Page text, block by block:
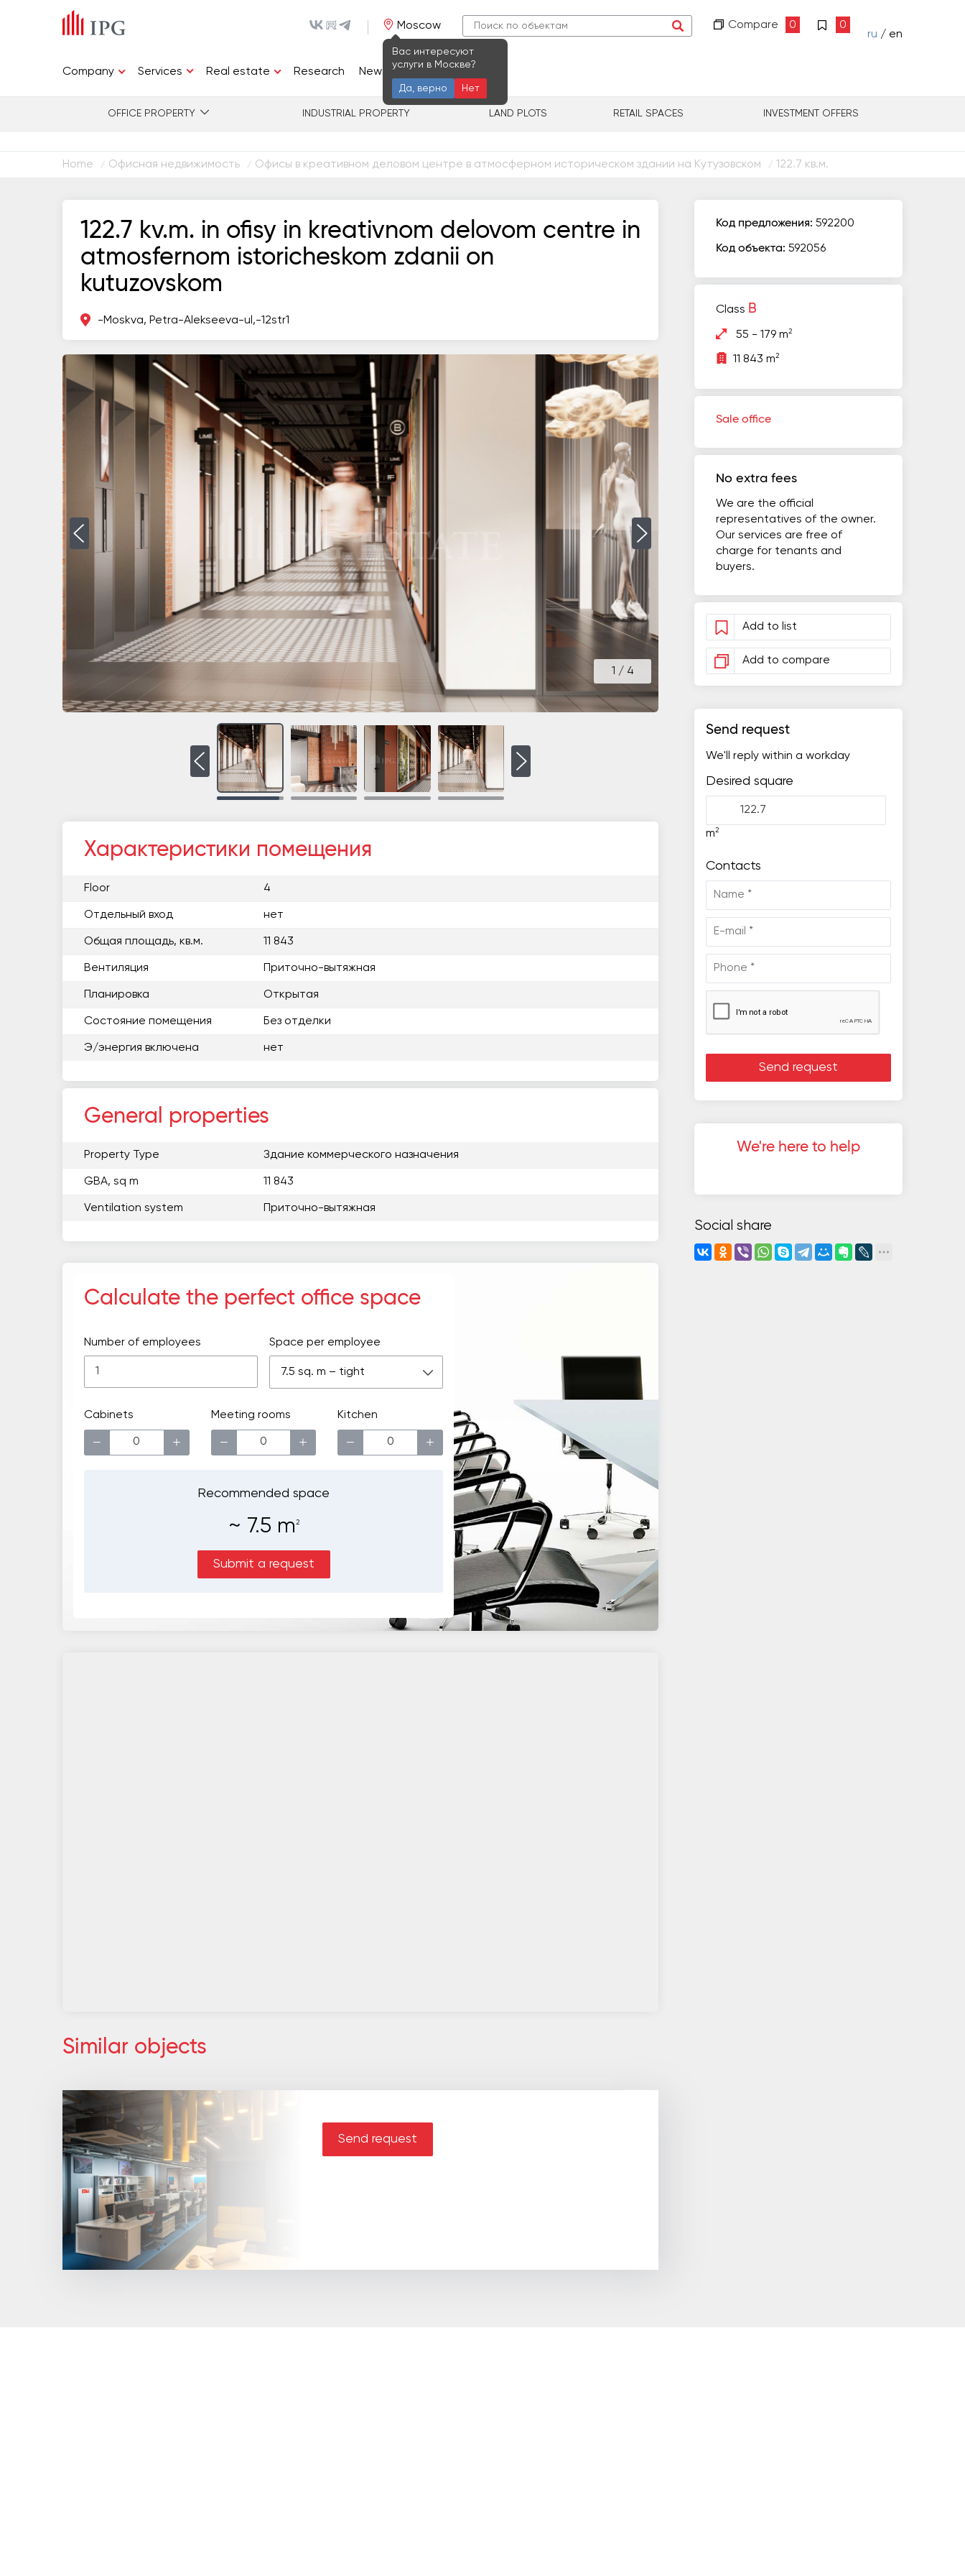
Moscow
Вас интересуют
услуги в Москве?
Да, верно Нет
Compare 0 0
ru / en
Company Services Real estate Research News Contacts
OFFICE PROPERTY INDUSTRIAL PROPERTY LAND PLOTS RETAIL SPACES INVESTMENT OFFERS
Home / Офисная недвижимость / Офисы в креативном деловом центре в атмосферном историческом здании на Кутузовском / 122.7 кв.м.
122.7 kv.m. in ofisy in kreativnom delovom centre in
atmosfernom istoricheskom zdanii on
kutuzovskom
-Moskva, Petra-Alekseeva-ul,-12str1
1 / 4
Характеристики помещения
Floor 4
Отдельный вход нет
Общая площадь, кв.м. 11 843
Вентиляция Приточно-вытяжная
Планировка Открытая
Состояние помещения Без отделки
Э/энергия включена нет
General properties
Property Type Здание коммерческого назначения
GBA, sq m 11 843
Ventilation system Приточно-вытяжная
Calculate the perfect office space
Number of employees Space per employee
7.5 sq. m – tight
Cabinets
− +
Meeting rooms
− +
Kitchen
− +
Recommended space
~ 7.5 m 2
Submit a request
Similar objects
Send request
Код предложения: 592200
Код объекта: 592056
Class B
55 - 179 m2
11 843 m2
Sale office
No extra fees
We are the official
representatives of the owner.
Our services are free of
charge for tenants and
buyers.
Add to list
Add to compare
Send request
We'll reply within a workday
Desired square
m2
Contacts
We're here to help
Social share